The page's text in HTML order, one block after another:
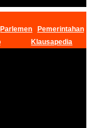
Parlemen
Pemerintahan
Klausapedia